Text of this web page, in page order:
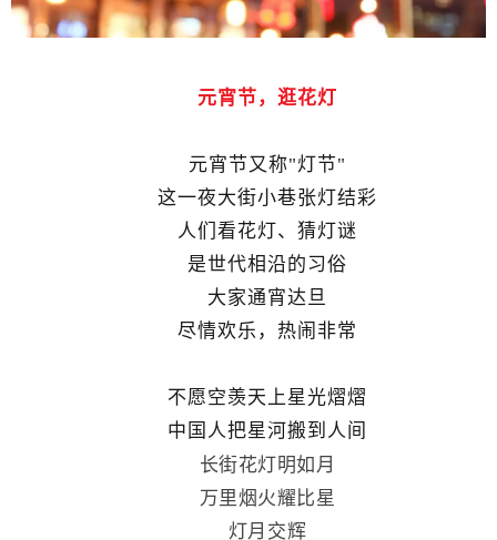
元宵节，逛花灯
元宵节又称"灯节"
这一夜大街小巷张灯结彩
人们看花灯、猜灯谜
是世代相沿的习俗
大家通宵达旦
尽情欢乐，热闹非常
不愿空羡天上星光熠熠
中国人把星河搬到人间
长街花灯明如月
万里烟火耀比星
灯月交辉